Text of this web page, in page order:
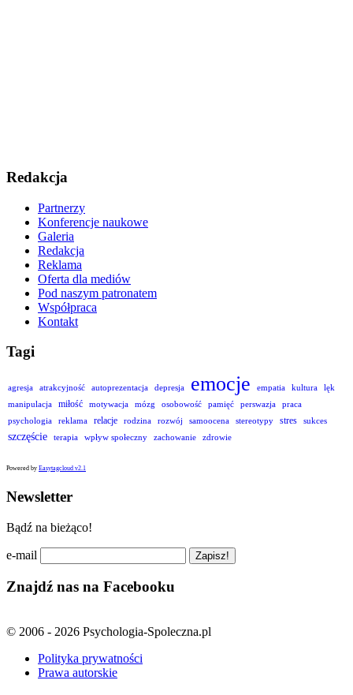
Redakcja
Partnerzy
Konferencje naukowe
Galeria
Redakcja
Reklama
Oferta dla mediów
Pod naszym patronatem
Współpraca
Kontakt
Tagi
agresja atrakcyjność autoprezentacja depresja emocje empatia kultura
lęk
manipulacja
miłość motywacja mózg osobowość pamięć perswazja
praca
psychologia
reklama relacje rodzina rozwój samoocena stereotypy stres sukces
szczęście terapia wpływ społeczny zachowanie zdrowie
Powered by Easytagcloud v2.1
Newsletter
Bądź na bieżąco!
e-mail
Znajdź nas na Facebooku
© 2006 - 2026 Psychologia-Spoleczna.pl
Polityka prywatności
Prawa autorskie